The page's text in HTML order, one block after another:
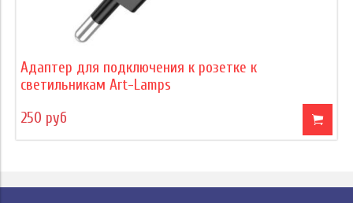
Адаптер для подключения к розетке к
светильникам Art-Lamps
250 руб